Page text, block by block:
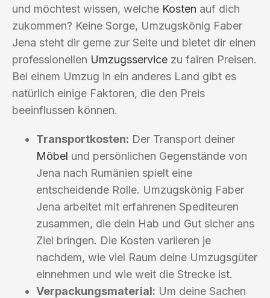
und möchtest wissen, welche Kosten auf dich
zukommen? Keine Sorge, Umzugskönig Faber
Jena steht dir gerne zur Seite und bietet dir einen
professionellen Umzugsservice zu fairen Preisen.
Bei einem Umzug in ein anderes Land gibt es
natürlich einige Faktoren, die den Preis
beeinflussen können.
Transportkosten: Der Transport deiner
Möbel und persönlichen Gegenstände von
Jena nach Rumänien spielt eine
entscheidende Rolle. Umzugskönig Faber
Jena arbeitet mit erfahrenen Spediteuren
zusammen, die dein Hab und Gut sicher ans
Ziel bringen. Die Kosten variieren je
nachdem, wie viel Raum deine Umzugsgüter
einnehmen und wie weit die Strecke ist.
Verpackungsmaterial: Um deine Sachen